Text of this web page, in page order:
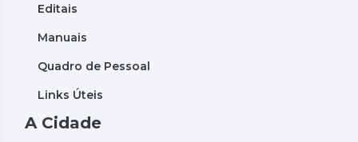
Editais
Manuais
Quadro de Pessoal
Links Úteis
A Cidade